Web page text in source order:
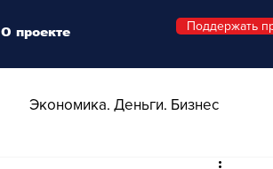
Экономика. Деньги. Бизнес
О проекте Поддержать